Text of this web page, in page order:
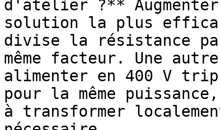
d'atelier ?**
solution la plus
divise la résistance
même facteur. Une
alimenter en 400 V
pour la même
à transformer